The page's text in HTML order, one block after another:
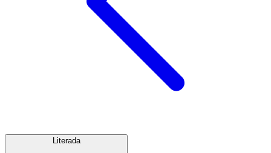
Literada